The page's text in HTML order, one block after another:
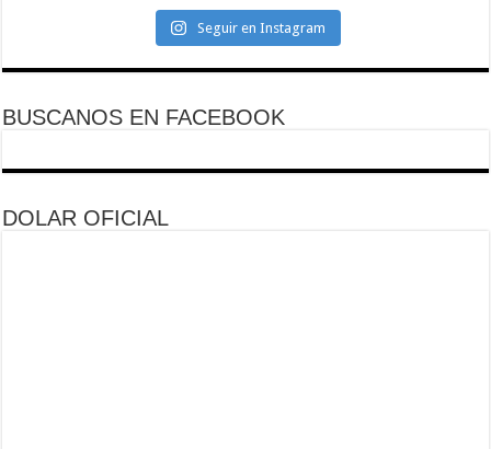
Seguir en Instagram
BUSCANOS EN FACEBOOK
DOLAR OFICIAL